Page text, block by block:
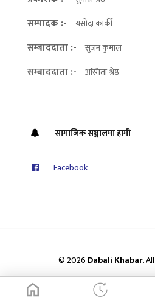
सम्पादक :- यसोदा कार्की
सम्बाददाता :- सुजन कुमाल
सम्बाददाता :- अस्मिता श्रेष्ठ
सामाजिक सञ्जालमा हामी
Facebook
© 2026 Dabali Khabar.